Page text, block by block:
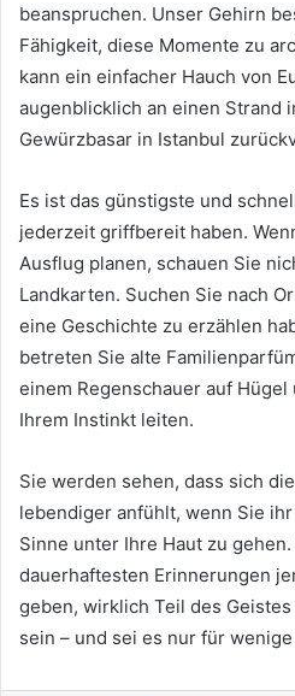
beanspruchen. Unser Gehirn
Fähigkeit, diese Momente zu
kann ein einfacher Hauch von
augenblicklich an einen Strand
Gewürzbasar in Istanbul
Es ist das günstigste und
jederzeit griffbereit haben.
Ausflug planen, schauen Sie
Landkarten. Suchen Sie nach
eine Geschichte zu erzählen
betreten Sie alte
einem Regenschauer auf
Ihrem Instinkt leiten.
Sie werden sehen, dass sich
lebendiger anfühlt, wenn Sie
Sinne unter Ihre Haut zu
dauerhaftesten Erinnerungen
geben, wirklich Teil des
sein – und sei es nur für wenige